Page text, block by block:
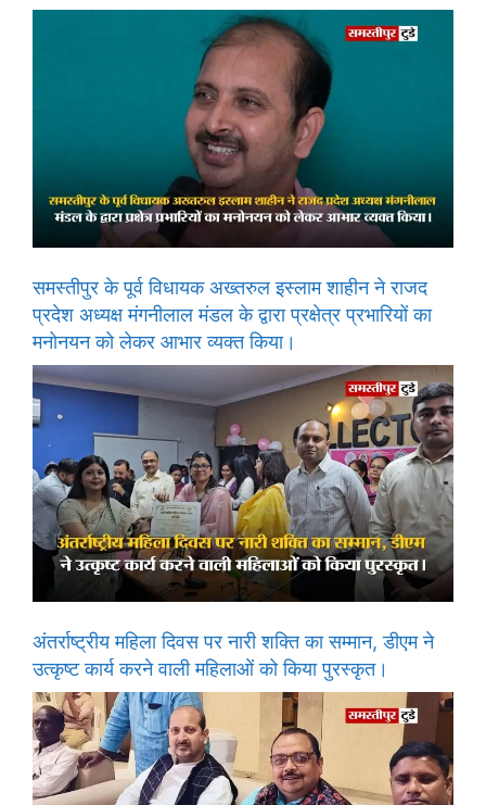
समस्तीपुर के पूर्व विधायक अख्तरुल इस्लाम शाहीन ने राजद
प्रदेश अध्यक्ष मंगनीलाल मंडल के द्वारा प्रक्षेत्र प्रभारियों का
मनोनयन को लेकर आभार व्यक्त किया।
अंतर्राष्ट्रीय महिला दिवस पर नारी शक्ति का सम्मान, डीएम ने
उत्कृष्ट कार्य करने वाली महिलाओं को किया पुरस्कृत।